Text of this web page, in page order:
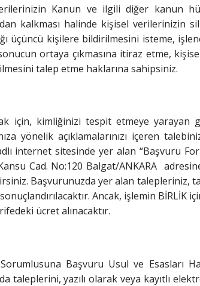
Kanun ve ilgili diğer kanun
kalkması halinde kişisel verilerinizin
üçüncü kişilere bildirilmesini isteme,
ortaya çıkmasına itiraz etme,
talep etme haklarına sahipsiniz.
için, kimliğinizi tespit etmeye
yönelik açıklamalarınızı içeren
internet sitesinde yer alan “Başvuru
Cad. No:120 Balgat/ANKARA
Başvurunuzda yer alan talepleriniz,
Ancak, işlemin
ücret alınacaktır.
Başvuru Usul ve Esasları
taleplerini, yazılı olarak veya kayıtlı